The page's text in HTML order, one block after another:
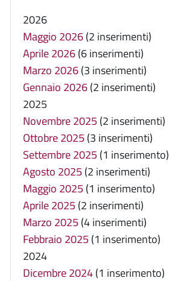
2026
Maggio 2026(2 inserimenti)
Aprile 2026(6 inserimenti)
Marzo 2026(3 inserimenti)
Gennaio 2026(2 inserimenti)
2025
Novembre 2025 (2 inserimenti)
Ottobre 2025 (3 inserimenti)
Settembre 2025 (1 inserimento)
Agosto 2025 (2 inserimenti)
Maggio 2025 (1 inserimento)
Aprile 2025 (2 inserimenti)
Marzo 2025 (4 inserimenti)
Febbraio 2025 (1 inserimento)
2024
Dicembre 2024(1 inserimento)